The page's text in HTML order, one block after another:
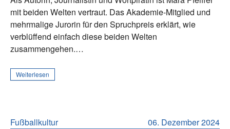
mit beiden Welten vertraut. Das Akademie-Mitglied und
mehrmalige Jurorin für den Spruchpreis erklärt, wie
verblüffend einfach diese beiden Welten
zusammengehen.…
Weiterlesen
06. Dezember 2024
Fußballkultur